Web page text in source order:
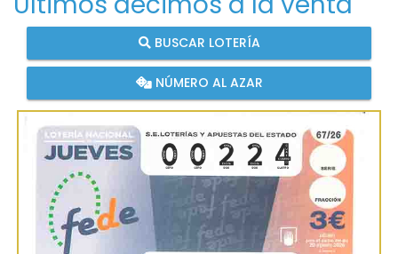
BUSCAR LOTERÍA
NÚMERO AL AZAR